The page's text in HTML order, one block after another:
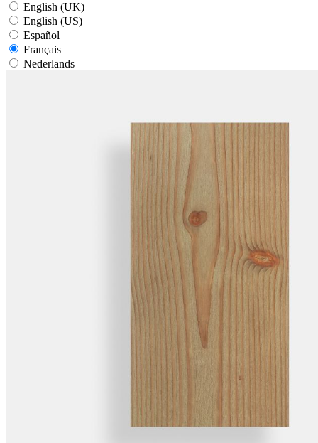
English (UK)
English (US)
Español
Français
Nederlands